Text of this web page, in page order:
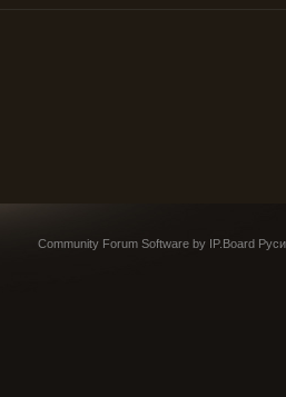
Community Forum Software by IP.Board